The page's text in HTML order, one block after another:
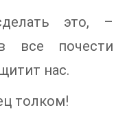
это, –
все почести
нас.
толком!